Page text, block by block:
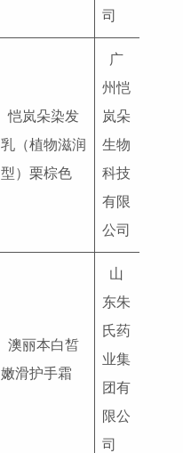
司
恺岚朵染发
乳（植物滋润
型）栗棕色
广
州恺
岚朵
生物
科技
有限
公司
澳丽本白皙
嫩滑护手霜
山
东朱
氏药
业集
团有
限公
司